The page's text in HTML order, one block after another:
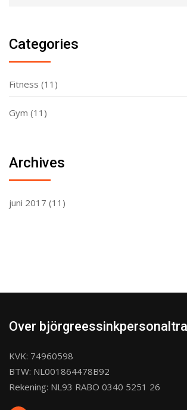
Categories
Fitness (11)
Gym (11)
Archives
juni 2017 (11)
Over
KVK: 74960598
BTW: NL001864478B92
Rekening: NL93 RABO 0340 5251 26